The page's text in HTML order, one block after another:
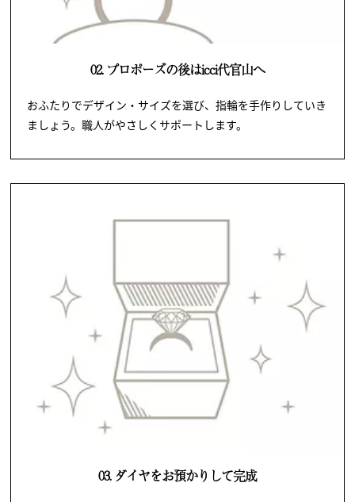
02. プロポーズの後はicci代官山へ
おふたりでデザイン・サイズを選び、指輪を手作りしていき
ましょう。職人がやさしくサポートします。
03. ダイヤをお預かりして完成